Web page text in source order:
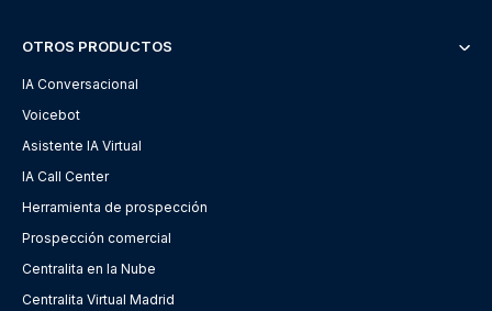
OTROS PRODUCTOS
IA Conversacional
Voicebot
Asistente IA Virtual
IA Call Center
Herramienta de prospección
Prospección comercial
Centralita en la Nube
Centralita Virtual Madrid